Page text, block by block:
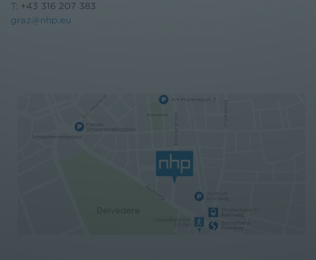
T: +43 316 207 383
graz@nhp.eu